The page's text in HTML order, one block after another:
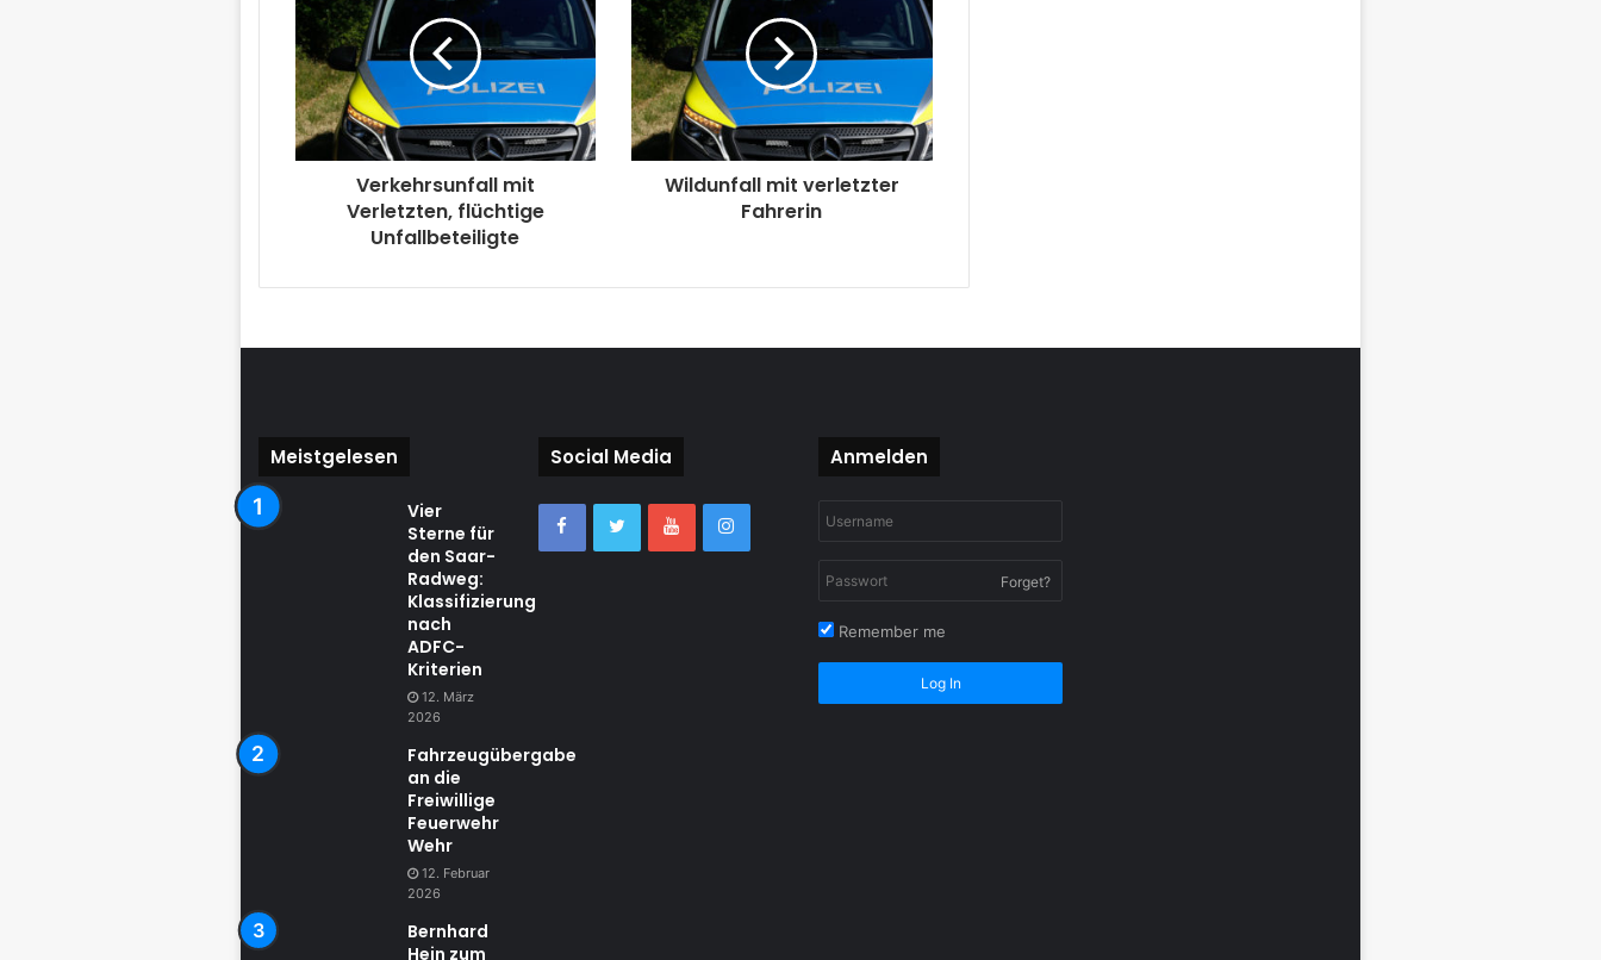
Verkehrsunfall mit
Verletzten, flüchtige
Unfallbeteiligte
Wildunfall mit verletzter
Fahrerin
Meistgelesen
Vier
Sterne für
den Saar-
Radweg:
Klassifizierung
nach
ADFC-
Kriterien
12. März
2026
Fahrzeugübergabe
an die
Freiwillige
Feuerwehr
Wehr
12. Februar
2026
Bernhard
Hein zum
Social Media Anmelden
Forget?
Remember me
Log In